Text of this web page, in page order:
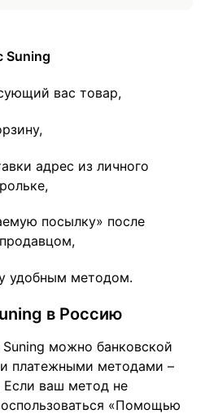
Suning
вас товар,
адрес из личного
посылку» после
удобным методом.
в Россию
можно банковской
платежными методами –
Если ваш метод не
«Помощью